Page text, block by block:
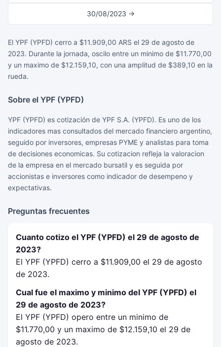
30/08/2023 →
El YPF (YPFD) cerro a $11.909,00 ARS el 29 de agosto de
2023. Durante la jornada, oscilo entre un minimo de $11.770,00
y un maximo de $12.159,10, con una amplitud de $389,10 en la
rueda.
Sobre el YPF (YPFD)
YPF (YPFD) es cotización de YPF S.A. (YPFD). Es uno de los
indicadores mas consultados del mercado financiero argentino,
seguido por inversores, empresas PYME y analistas para toma
de decisiones economicas. Su cotizacion refleja la valoracion
de la empresa en el mercado bursatil y es seguida por
accionistas e inversores como indicador de desempeno y
expectativas.
Preguntas frecuentes
Cuanto cotizo el YPF (YPFD) el 29 de agosto de
2023?
El YPF (YPFD) cerro a $11.909,00 el 29 de agosto
de 2023.
Cual fue el maximo y minimo del YPF (YPFD) el
29 de agosto de 2023?
El YPF (YPFD) opero entre un minimo de
$11.770,00 y un maximo de $12.159,10 el 29 de
agosto de 2023.